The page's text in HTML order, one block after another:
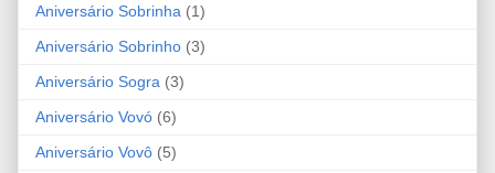
Aniversário Sobrinha (1)
Aniversário Sobrinho (3)
Aniversário Sogra (3)
Aniversário Vovó (6)
Aniversário Vovô (5)